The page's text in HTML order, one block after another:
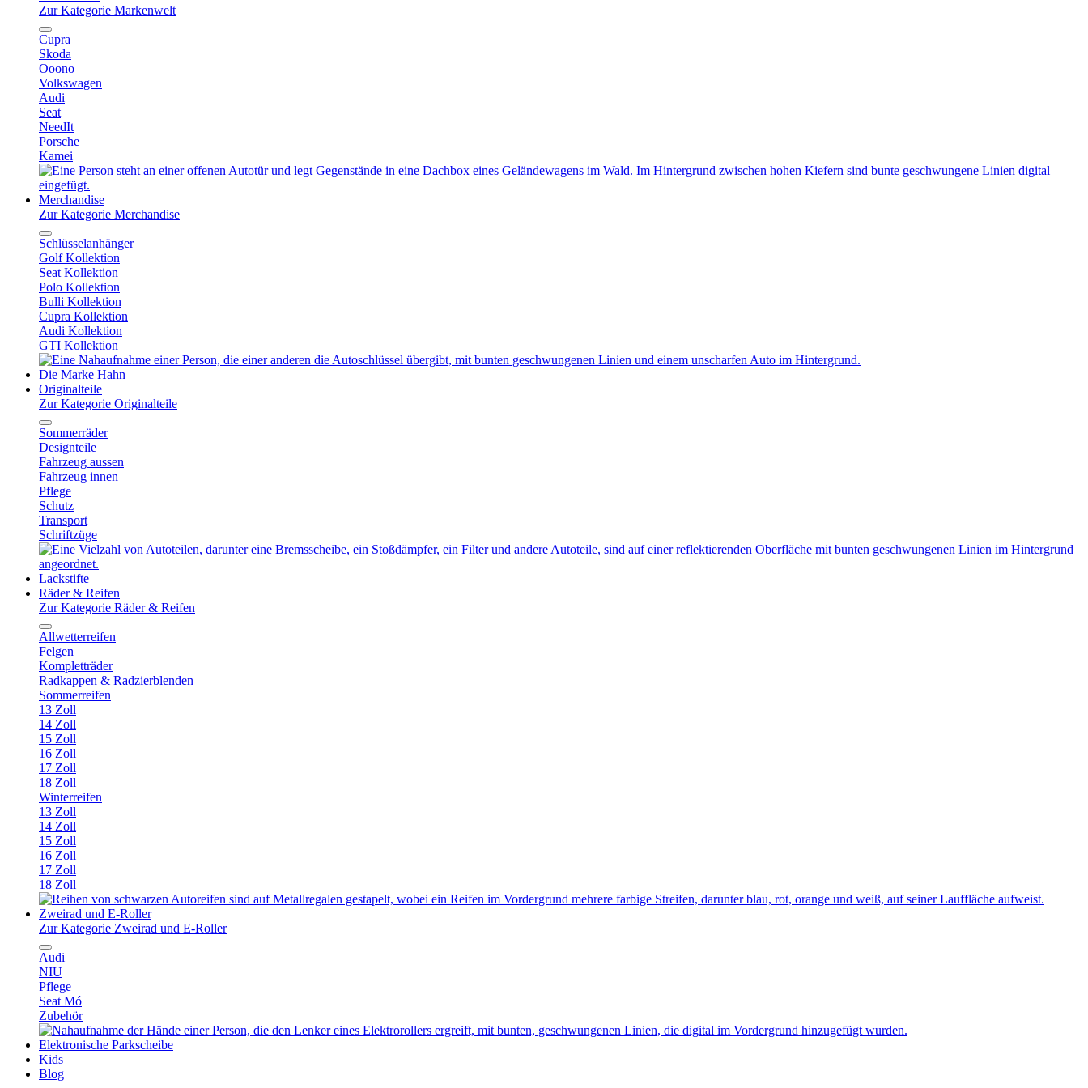
Zur Kategorie Markenwelt
Cupra
Skoda
Ooono
Volkswagen
Audi
Seat
NeedIt
Porsche
Kamei
Merchandise
Zur Kategorie Merchandise
Schlüsselanhänger
Golf Kollektion
Seat Kollektion
Polo Kollektion
Bulli Kollektion
Cupra Kollektion
Audi Kollektion
GTI Kollektion
Die Marke Hahn
Originalteile
Zur Kategorie Originalteile
Sommerräder
Designteile
Fahrzeug aussen
Fahrzeug innen
Pflege
Schutz
Transport
Schriftzüge
Lackstifte
Räder & Reifen
Zur Kategorie Räder & Reifen
Allwetterreifen
Felgen
Kompletträder
Radkappen & Radzierblenden
Sommerreifen
13 Zoll
14 Zoll
15 Zoll
16 Zoll
17 Zoll
18 Zoll
Winterreifen
13 Zoll
14 Zoll
15 Zoll
16 Zoll
17 Zoll
18 Zoll
Zweirad und E-Roller
Zur Kategorie Zweirad und E-Roller
Audi
NIU
Pflege
Seat Mó
Zubehör
Elektronische Parkscheibe
Kids
Blog